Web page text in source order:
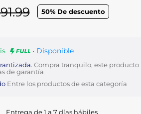
50% De descuento
• Disponible
Compra tranquilo, este producto
de garantía
Entre los productos de esta categoría
Entrega de 1 a 7 días hábiles